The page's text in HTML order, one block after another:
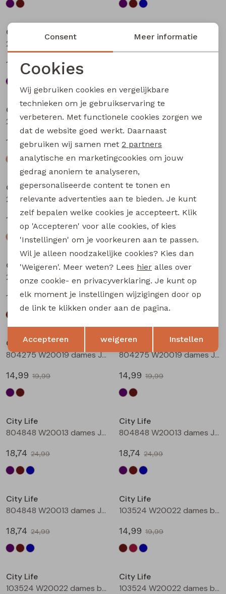
City Life
13,49
17,99
City Life
Sale
City Life
214289 W20030 dames T-shirt km Kit
14,99 19,99
City Life
14,99 19,99
City Life
214289 W20030 dames T-shirt km Marine
14,99
City Life
14,99
City Life
214290 W20011 dames T-shirt km Bruin
13,49
17,99
City Life
13,49 17,99
City Life
804275 W20019 dames Jurk Aubergine
14,99 19,99
City Life
804275 W20019 dames Jurk Bruin
14,99 19,99
City Life
804848 W20013 dames Jurk Aubergine
18,74 24,99
City Life
804848 W20013 dames Jurk Bruin
18,74 24,99
City Life
804848 W20013 dames Jurk Petrol
18,74 24,99
City Life
103524 W20022 dames bloese km Bruin donker
14,99 19,99
City Life
103524 W20022 dames bloese km Wijnrood
City Life
103524 W20022 dames bloese km Marine
Noodzakelijke cookies
Analytische cookies
Marketing cookies
Terug Opslaan
Consent Meer informatie
Cookies
Wij gebruiken cookies en vergelijkbare
technieken om je gebruikservaring te
verbeteren. Met functionele cookies zorgen we
dat de website goed werkt. Daarnaast
gebruiken wij samen met 2 partners
analytische en marketingcookies om jouw
gedrag anoniem te analyseren,
gepersonaliseerde content te tonen en
relevante advertenties aan te bieden. Je kunt
zelf bepalen welke cookies je accepteert. Klik
op 'Accepteren' voor alle cookies, of kies
'Instellingen' om je voorkeuren aan te passen.
Wil je alleen noodzakelijke cookies? Kies dan
'Weigeren'. Meer weten? Lees hier alles over
onze cookie- en privacyverklaring. Je kunt op
elk moment je instellingen wijzigingen door op
de link te klikken onder aan de pagina.
Accepteren weigeren Instellen